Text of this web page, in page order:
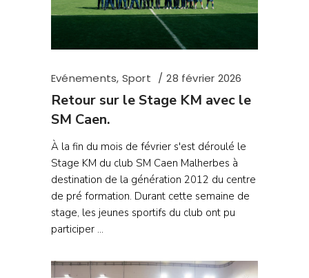
Evénements, Sport 28 février 2026
Retour sur le Stage KM avec le
SM Caen.
À la fin du mois de février s'est déroulé le
Stage KM du club SM Caen Malherbes à
destination de la génération 2012 du centre
de pré formation. Durant cette semaine de
stage, les jeunes sportifs du club ont pu
participer